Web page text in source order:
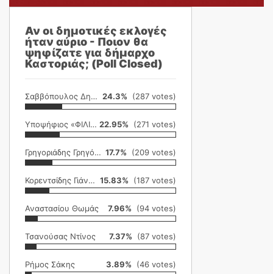
Αν οι δημοτικές εκλογές
ήταν αύριο - Ποιον θα
ψηφίζατε για δήμαρχο
Καστοριάς; (Poll Closed)
Σαββόπουλος Δημήτρης 24.3% (287 votes)
Υποψήφιος «ΦΙΛΙΚΗ ΕΤΑΙΡΕΙΑ» 22.95% (271 votes)
Γρηγοριάδης Γρηγόρης 17.7% (209 votes)
Κορεντσίδης Γιάννης 15.83% (187 votes)
Αναστασίου Θωμάς 7.96% (94 votes)
Τσανούσας Ντίνος 7.37% (87 votes)
Ρήμος Σάκης 3.89% (46 votes)